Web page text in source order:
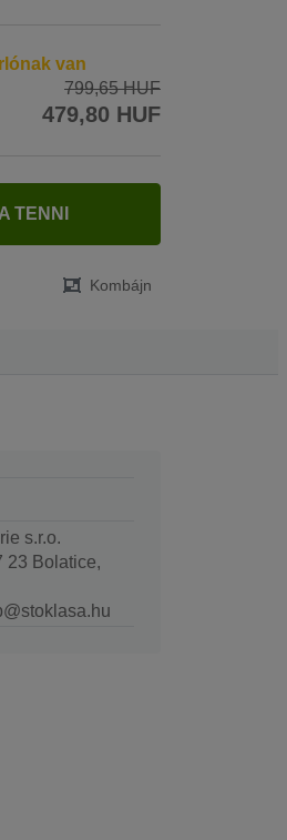
van
799,65 HUF
479,80 HUF
TENNI
Kombájn
s.r.o.
23 Bolatice,